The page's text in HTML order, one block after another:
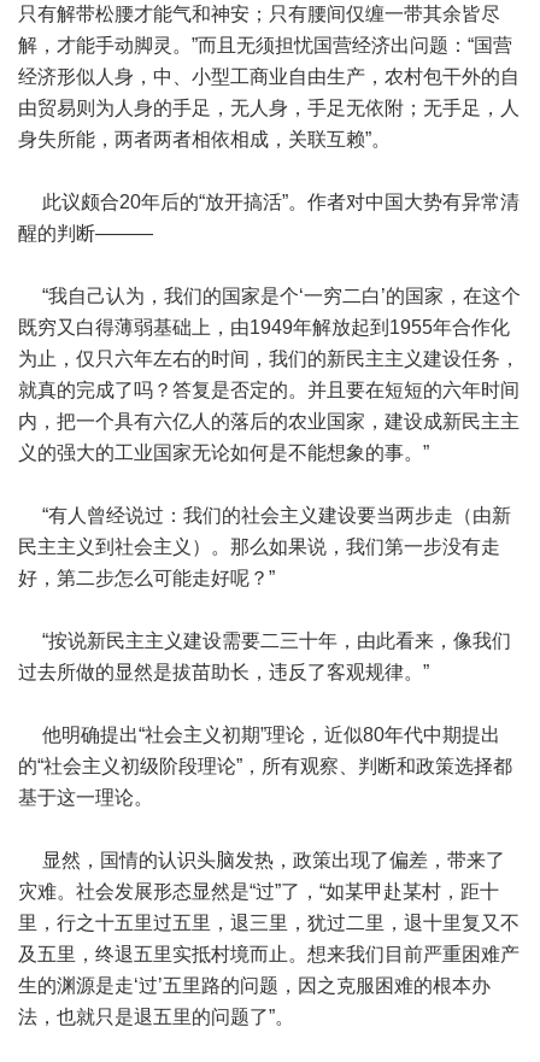
只有解带松腰才能气和神安；只有腰间仅缠一带其余皆尽
解，才能手动脚灵。”而且无须担忧国营经济出问题：“国营
经济形似人身，中、小型工商业自由生产，农村包干外的自
由贸易则为人身的手足，无人身，手足无依附；无手足，人
身失所能，两者两者相依相成，关联互赖”。
此议颇合20年后的“放开搞活”。作者对中国大势有异常清
醒的判断———
“我自己认为，我们的国家是个‘一穷二白’的国家，在这个
既穷又白得薄弱基础上，由1949年解放起到1955年合作化
为止，仅只六年左右的时间，我们的新民主主义建设任务，
就真的完成了吗？答复是否定的。并且要在短短的六年时间
内，把一个具有六亿人的落后的农业国家，建设成新民主主
义的强大的工业国家无论如何是不能想象的事。”
“有人曾经说过：我们的社会主义建设要当两步走（由新
民主主义到社会主义）。那么如果说，我们第一步没有走
好，第二步怎么可能走好呢？”
“按说新民主主义建设需要二三十年，由此看来，像我们
过去所做的显然是拔苗助长，违反了客观规律。”
他明确提出“社会主义初期”理论，近似80年代中期提出
的“社会主义初级阶段理论”，所有观察、判断和政策选择都
基于这一理论。
显然，国情的认识头脑发热，政策出现了偏差，带来了
灾难。社会发展形态显然是“过”了，“如某甲赴某村，距十
里，行之十五里过五里，退三里，犹过二里，退十里复又不
及五里，终退五里实抵村境而止。想来我们目前严重困难产
生的渊源是走‘过’五里路的问题，因之克服困难的根本办
法，也就只是退五里的问题了”。